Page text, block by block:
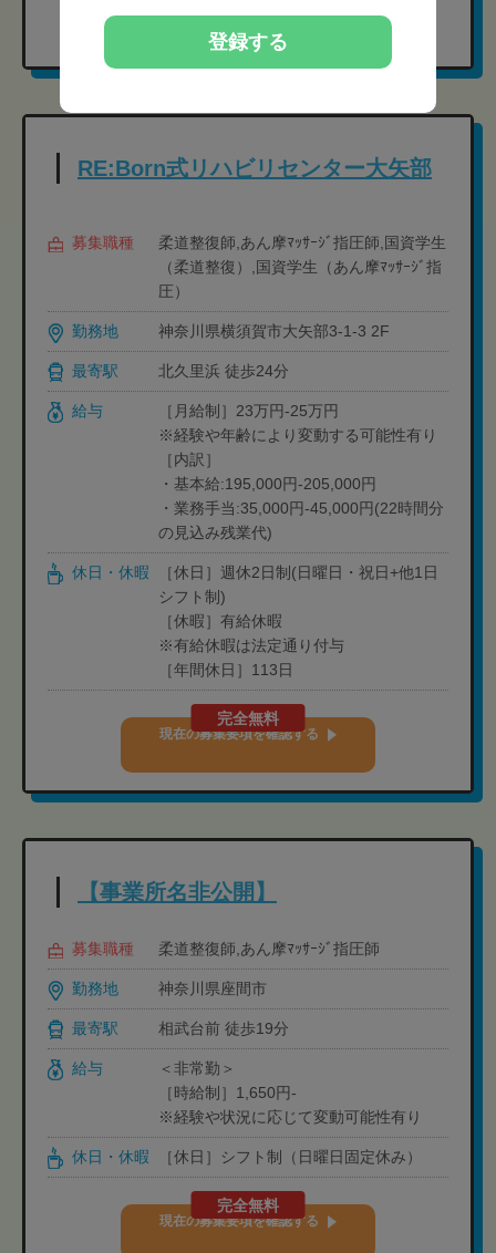
RE:Born式リハビリセンター大矢部
募集職種
柔道整復師,あん摩ﾏｯｻｰｼﾞ指圧師,国資学生
（柔道整復）,国資学生（あん摩ﾏｯｻｰｼﾞ指
圧）
勤務地 神奈川県横須賀市大矢部3-1-3 2F
最寄駅 北久里浜 徒歩24分
給与
［月給制］23万円-25万円
※経験や年齢により変動する可能性有り
［内訳］
・基本給:195,000円-205,000円
・業務手当:35,000円-45,000円(22時間分
の見込み残業代)
休日・休暇
［休日］週休2日制(日曜日・祝日+他1日
シフト制)
［休暇］有給休暇
※有給休暇は法定通り付与
［年間休日］113日
完全無料
現在の募集要項を確認する
【事業所名非公開】
募集職種 柔道整復師,あん摩ﾏｯｻｰｼﾞ指圧師
勤務地 神奈川県座間市
最寄駅 相武台前 徒歩19分
給与
＜非常勤＞
［時給制］1,650円-
※経験や状況に応じて変動可能性有り
休日・休暇 ［休日］シフト制（日曜日固定休み）
完全無料
現在の募集要項を確認する
登録する